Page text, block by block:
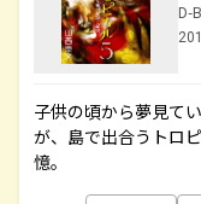
D-
子供の頃から夢見て
が、島で出合うトロ
憶。